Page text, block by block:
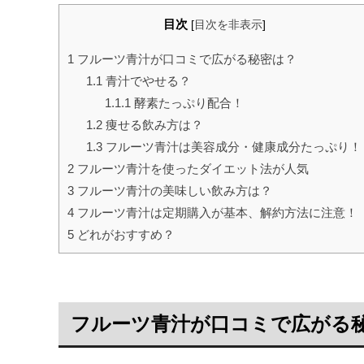
目次 [ 目次を非表示]
1 フルーツ青汁が口コミで広がる秘密は？
1.1 青汁でやせる？
1.1.1 酵素たっぷり配合！
1.2痩せる飲み方は？
1.3フルーツ青汁は美容成分・健康成分たっぷり！
2 フルーツ青汁を使ったダイエット法が人気
3 フルーツ青汁の美味しい飲み方は？
4 フルーツ青汁は定期購入が基本、解約方法に注意！
5 どれがおすすめ？
フルーツ青汁が口コミで広がる